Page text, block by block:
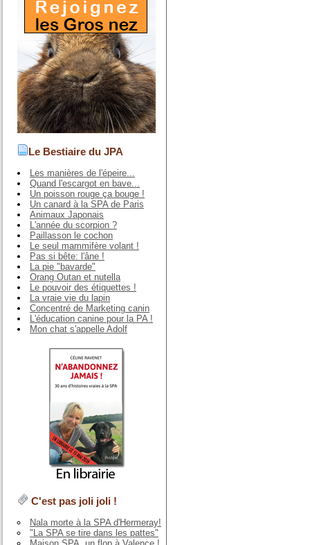
Le Bestiaire du JPA
Les manières de l'épeire...
Quand l'escargot en bave...
Un poisson rouge ça bouge !
Un canard à la SPA de Paris
Animaux Japonais
L'année du scorpion ?
Paillasson le cochon
Le seul mammifère volant !
Pas si bête: l'âne !
La pie "bavarde"
Orang Outan et nutella
Le pouvoir des étiquettes !
La vraie vie du lapin
Concentré de Marketing canin
L'éducation canine pour la PA !
Mon chat s'appelle Adolf
C'est pas joli joli !
Nala morte à la SPA d'Hermeray!
"La SPA se tire dans les pattes"